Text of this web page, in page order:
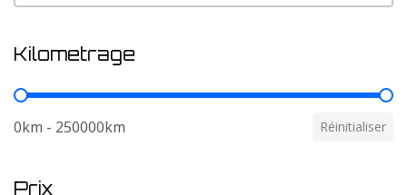
Kilometrage
Kilometrage
0km - 250000km Réinitialiser
Prix